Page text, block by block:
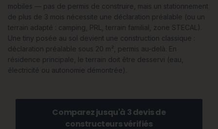
mobiles — pas de permis de construire, mais un stationnement
de plus de 3 mois nécessite une déclaration préalable (ou un
terrain adapté : camping, PRL, terrain familial, zone STECAL).
Une tiny posée au sol devient une construction classique :
déclaration préalable sous 20 m², permis au-delà. En
résidence principale, le terrain doit être desservi (eau,
électricité ou autonomie démontrée).
Comparez jusqu'à 3 devis de
constructeurs vérifiés